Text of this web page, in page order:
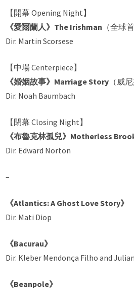
【開幕 Opening Night】
《愛爾蘭人》The Irishman （全球
Dir. Martin Scorsese
【中場 Centerpiece】
《婚姻故事》Marriage Story （威
Dir. Noah Baumbach
【閉幕 Closing Night】
《布魯克林孤兒》Motherless
Dir. Edward Norton
–
《Atlantics: A Ghost Love Story》
Dir. Mati Diop
《Bacurau》
Dir. Kleber Mendonça Filho and
《Beanpole》